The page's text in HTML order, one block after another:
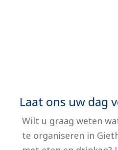
Laat ons uw dag
Wilt u graag weten
te organiseren in